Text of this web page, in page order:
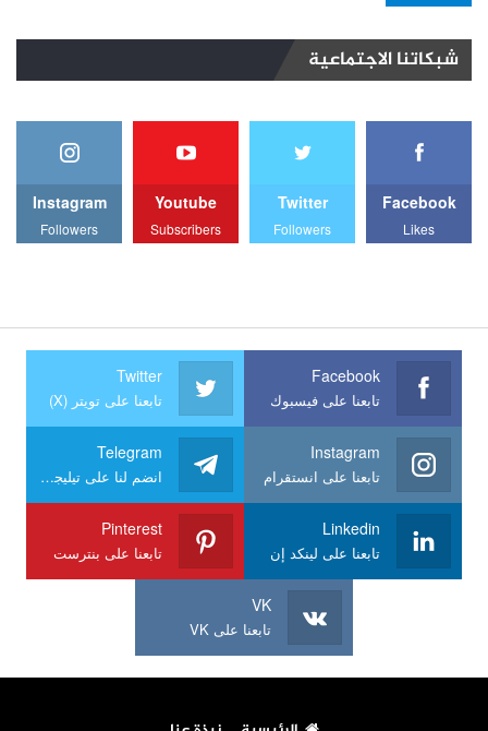
شبكاتنا الاجتماعية
Facebook
Likes
Twitter
Followers
Youtube
Subscribers
Instagram
Followers
Facebook
تابعنا على فيسبوك
Twitter
تابعنا على تويتر (X)
Instagram
تابعنا على انستقرام
Telegram
انضم لنا على تيليجرام
Linkedin
تابعنا على لينكد إن
Pinterest
تابعنا على بنترست
VK
تابعنا على VK